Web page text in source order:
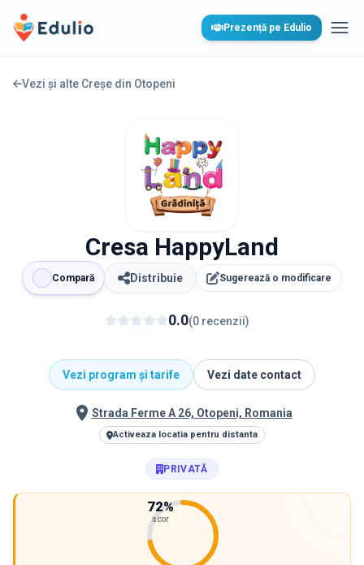
Edulio Prezență pe Edulio
Vezi și alte Creșe din Otopeni
Cresa HappyLand
Compară Distribuie Sugerează o modificare
0.0(0 recenzii)
Vezi program și tarife Vezi date contact
Strada Ferme A 26, Otopeni, Romania
Activeaza locatia pentru distanta
PRIVATĂ
72%
scor